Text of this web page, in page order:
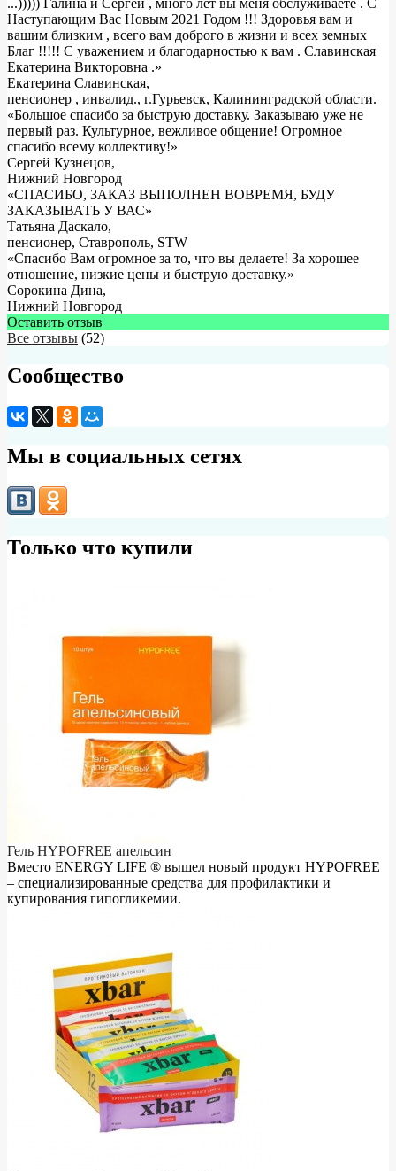
...))))) Галина и Сергей , много лет вы меня обслуживаете . С
Наступающим Вас Новым 2021 Годом !!! Здоровья вам и
вашим близким , всего вам доброго в жизни и всех земных
Благ !!!!! С уважением и благодарностью к вам . Славинская
Екатерина Викторовна .»
Екатерина Славинская,
пенсионер , инвалид., г.Гурьевск, Калининградской области.
«Большое спасибо за быструю доставку. Заказываю уже не
первый раз. Культурное, вежливое общение! Огромное
спасибо всему коллективу!»
Сергей Кузнецов,
Нижний Новгород
«СПАСИБО, ЗАКАЗ ВЫПОЛНЕН ВОВРЕМЯ, БУДУ
ЗАКАЗЫВАТЬ У ВАС»
Татьяна Даскало,
пенсионер, Ставрополь, STW
«Спасибо Вам огромное за то, что вы делаете! За хорошее
отношение, низкие цены и быструю доставку.»
Сорокина Дина,
Нижний Новгород
Оставить отзыв
Все отзывы (52)
Сообщество
Мы в социальных сетях
Только что купили
Гель HYPOFREE апельсин
Вместо ENERGY LIFE ® вышел новый продукт HYPOFREE
– cпециализированные средства для профилактики и
купирования гипогликемии.